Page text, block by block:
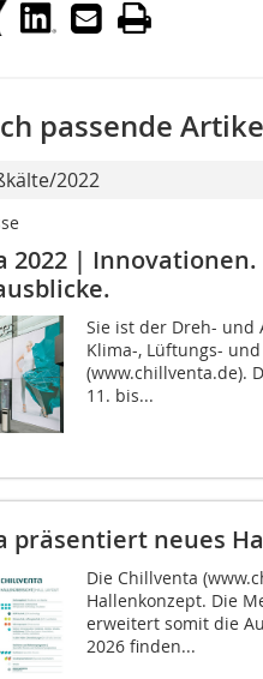
passende
2022
2022 |
Sie ist der Dreh-
Klima-, Lüftungs-
(www.chillventa.de).
11. bis...
präsentiert neues
Die Chillventa
Hallenkonzept. Die
erweitert somit die
2026 finden...